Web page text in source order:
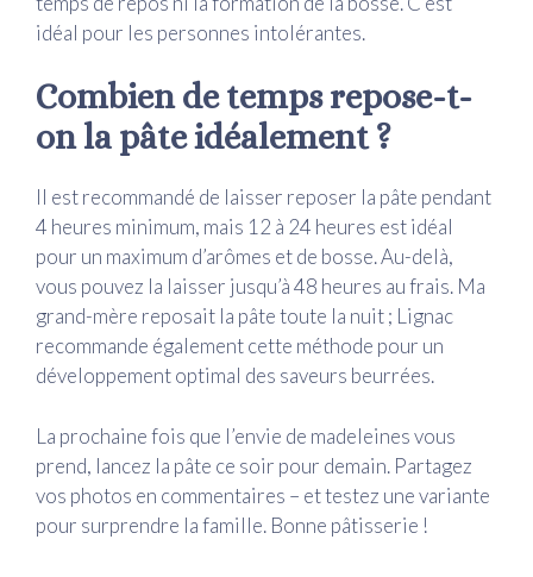
idéal pour les personnes intolérantes.
Combien de temps repose-t-
on la pâte idéalement ?
Il est recommandé de laisser reposer la pâte pendant
4 heures minimum, mais 12 à 24 heures est idéal
pour un maximum d’arômes et de bosse. Au-delà,
vous pouvez la laisser jusqu’à 48 heures au frais. Ma
grand-mère reposait la pâte toute la nuit ; Lignac
recommande également cette méthode pour un
développement optimal des saveurs beurrées.
La prochaine fois que l’envie de madeleines vous
prend, lancez la pâte ce soir pour demain. Partagez
vos photos en commentaires – et testez une variante
pour surprendre la famille. Bonne pâtisserie !